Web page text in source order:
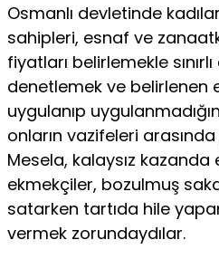
Osmanlı devletinde
sahipleri, esnaf ve
fiyatları belirlemekle
denetlemek ve belirlenen
uygulanıp
onların vazifeleri
Mesela, kalaysız
ekmekçiler, bozulmuş
satarken tartıda hile
vermek zorundaydılar.